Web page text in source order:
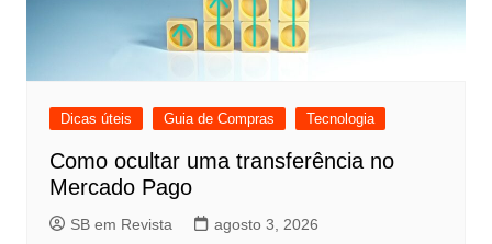
Dicas úteis Guia de Compras Tecnologia
Como ocultar uma transferência no
Mercado Pago
SB em Revista agosto 3, 2026